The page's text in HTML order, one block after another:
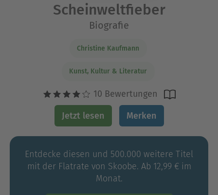
Scheinweltfieber
Biografie
Christine Kaufmann
Kunst, Kultur & Literatur
10 Bewertungen
Jetzt lesen Merken
Entdecke diesen und 500.000 weitere Titel
mit der Flatrate von Skoobe. Ab 12,99 € im
Monat.